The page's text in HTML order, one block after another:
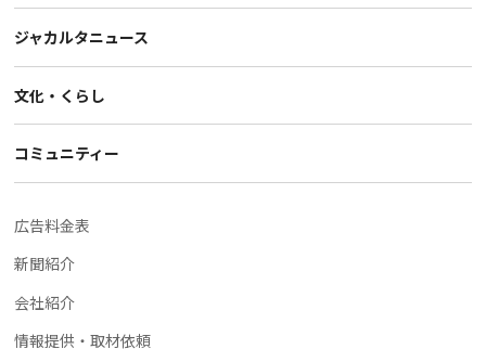
ジャカルタニュース
文化・くらし
コミュニティー
広告料金表
新聞紹介
会社紹介
情報提供・取材依頼